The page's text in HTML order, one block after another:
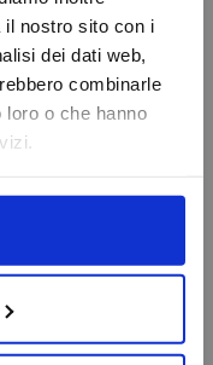
il nostro sito con i
dei dati web,
combinarle
o che hanno
riuscito